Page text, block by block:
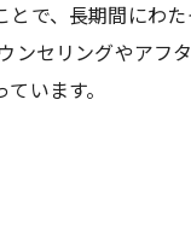
で、長期間にわた
ンセリングやアフ
います。